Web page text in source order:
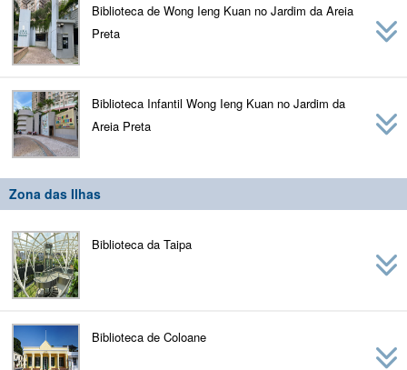
Biblioteca de Wong Ieng Kuan no Jardim da Areia
Preta
Biblioteca Infantil Wong Ieng Kuan no Jardim da
Areia Preta
Zona das Ilhas
Biblioteca da Taipa
Biblioteca de Coloane